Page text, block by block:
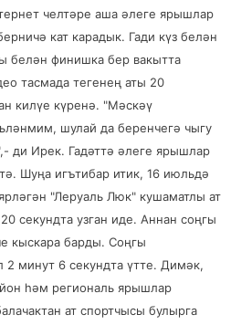
челтәре аша әлеге ярышлар
кат карадык. Гади күз белән
белән финишка бер вакытта
тасмада тегенең аты 20
килүе күренә. "Мәскәү
шулай да беренчегә чыгу
ди Ирек. Гадәттә әлеге ярышлар
Шуңа игътибар итик, 16 июльдә
"Леруаль Люк" кушаматлы ат
секундта узган иде. Аннан соңгы
кыскара барды. Соңгы
минут 6 секундта үтте. Димәк,
һәм региональ ярышлар
ат спортчысы булырга